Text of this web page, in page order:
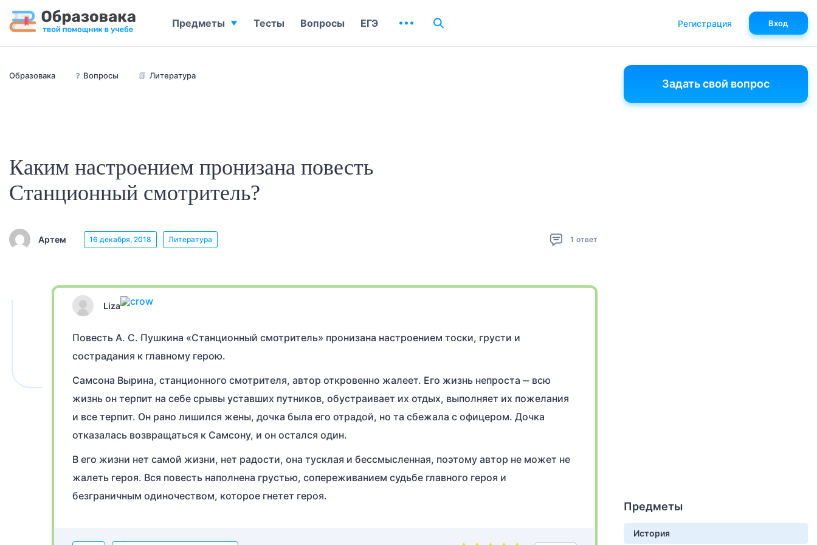
Образовака ❓ Вопросы 📗 Литература
Каким настроением пронизана повесть
Станционный смотритель?
Артем 16 декабря, 2018 Литература 1 ответ
Liza
Повесть А. С. Пушкина «Станционный смотритель» пронизана настроением тоски, грусти и
сострадания к главному герою.
Самсона Вырина, станционного смотрителя, автор откровенно жалеет. Его жизнь непроста ‒ всю
жизнь он терпит на себе срывы уставших путников, обустраивает их отдых, выполняет их пожелания
и все терпит. Он рано лишился жены, дочка была его отрадой, но та сбежала с офицером. Дочка
отказалась возвращаться к Самсону, и он остался один.
В его жизни нет самой жизни, нет радости, она тусклая и бессмысленная, поэтому автор не может не
жалеть героя. Вся повесть наполнена грустью, сопереживанием судьбе главного героя и
безграничным одиночеством, которое гнетет героя.
Задать свой вопрос
Предметы
История
Предметы Тесты Вопросы ЕГЭ Регистрация Вход